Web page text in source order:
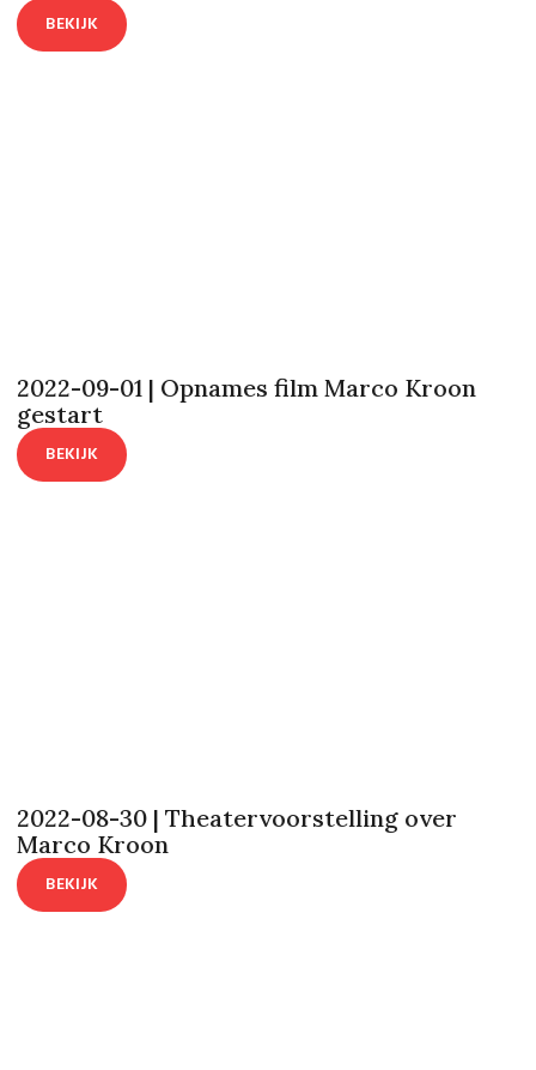
BEKIJK
2022-09-01 | Opnames film Marco Kroon
gestart
BEKIJK
2022-08-30 | Theatervoorstelling over
Marco Kroon
BEKIJK